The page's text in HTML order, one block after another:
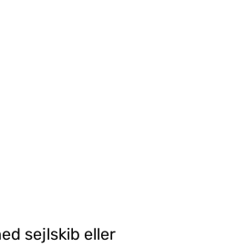
sejlskib eller